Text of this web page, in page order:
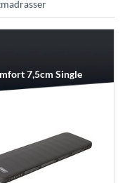
7,5cm Single